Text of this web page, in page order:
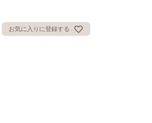
お気に入りに登録する